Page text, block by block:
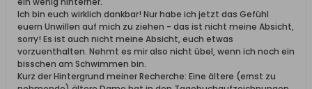
Ich bin euch wirklich dankbar! Nur habe ich jetzt das Gefühl
euern Unwillen auf mich zu ziehen - das ist nicht meine Absicht,
sorry! Es ist auch nicht meine Absicht, euch etwas
vorzuenthalten. Nehmt es mir also nicht übel, wenn ich noch ein
bisschen am Schwimmen bin.
Kurz der Hintergrund meiner Recherche: Eine ältere (ernst zu